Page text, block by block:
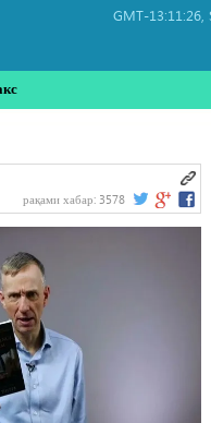
GMT-13:11:26
рақами хабар: 3578